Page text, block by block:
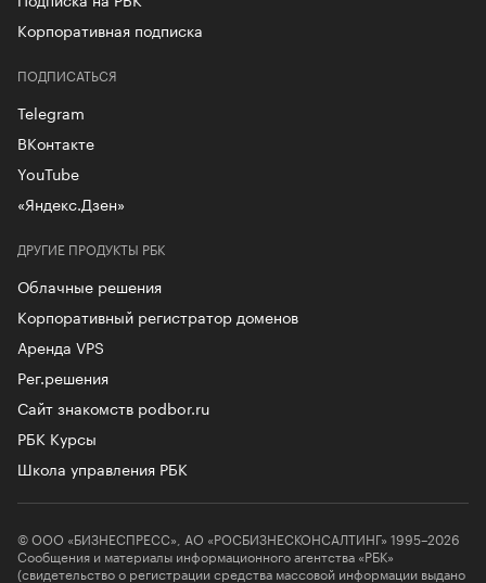
Корпоративная подписка
ДРУГИЕ ПРОДУКТЫ РБК
Облачные решения
Корпоративный регистратор доменов
Аренда VPS
Рег.решения
Сайт знакомств podbor.ru
РБК Курсы
Школа управления РБК
ПОДПИСАТЬСЯ
Telegram
ВКонтакте
YouTube
«Яндекс.Дзен»
© ООО «БИЗНЕСПРЕСС», АО «РОСБИЗНЕСКОНСАЛТИНГ» 1995–2026
Сообщения и материалы информационного агентства «РБК»
(свидетельство о регистрации средства массовой информации выдано